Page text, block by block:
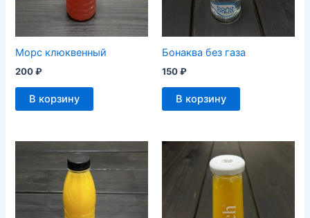
Морс клюквенный
200₽
В корзину
Бонаква без газа
150₽
В корзину